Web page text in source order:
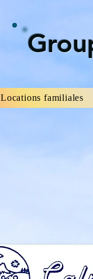
Locations familiales